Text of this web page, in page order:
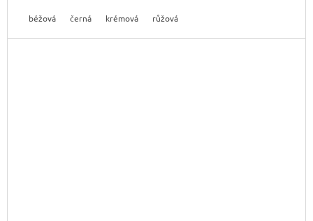
béžová černá krémová růžová